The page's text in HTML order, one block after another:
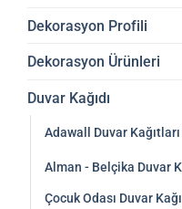
Dekorasyon Profili
Dekorasyon Ürünleri
Duvar Kağıdı
Adawall Duvar Kağıtları
Alman - Belçika Duvar
Çocuk Odası Duvar